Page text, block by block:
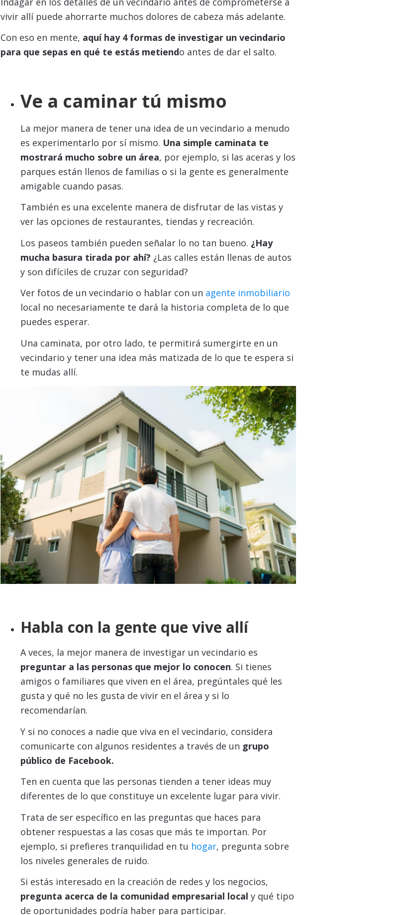
vivir allí puede ahorrarte muchos dolores de cabeza más adelante.
Con eso en mente, aquí hay 4 formas de investigar un vecindario
para que sepas en qué te estás metiendo antes de dar el salto.
Ve a caminar tú mismo
La mejor manera de tener una idea de un vecindario a menudo
es experimentarlo por sí mismo. Una simple caminata te
mostrará mucho sobre un área, por ejemplo, si las aceras y los
parques están llenos de familias o si la gente es generalmente
amigable cuando pasas.
También es una excelente manera de disfrutar de las vistas y
ver las opciones de restaurantes, tiendas y recreación.
Los paseos también pueden señalar lo no tan bueno. ¿Hay
mucha basura tirada por ahí? ¿Las calles están llenas de autos
y son difíciles de cruzar con seguridad?
Ver fotos de un vecindario o hablar con un agente inmobiliario
local no necesariamente te dará la historia completa de lo que
puedes esperar.
Una caminata, por otro lado, te permitirá sumergirte en un
vecindario y tener una idea más matizada de lo que te espera si
te mudas allí.
Habla con la gente que vive allí
A veces, la mejor manera de investigar un vecindario es
preguntar a las personas que mejor lo conocen. Si tienes
amigos o familiares que viven en el área, pregúntales qué les
gusta y qué no les gusta de vivir en el área y si lo
recomendarían.
Y si no conoces a nadie que viva en el vecindario, considera
comunicarte con algunos residentes a través de un grupo
público de Facebook.
Ten en cuenta que las personas tienden a tener ideas muy
diferentes de lo que constituye un excelente lugar para vivir.
Trata de ser específico en las preguntas que haces para
obtener respuestas a las cosas que más te importan. Por
ejemplo, si prefieres tranquilidad en tu hogar, pregunta sobre
los niveles generales de ruido.
Si estás interesado en la creación de redes y los negocios,
pregunta acerca de la comunidad empresarial local y qué tipo
de oportunidades podría haber para participar.